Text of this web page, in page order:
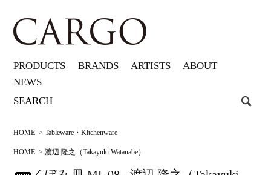
PRODUCTS BRANDS ARTISTS
ABOUT
NEWS
HOME >Tableware・Kitchenware
HOME >渡辺 隆之（Takayuki Watanabe）